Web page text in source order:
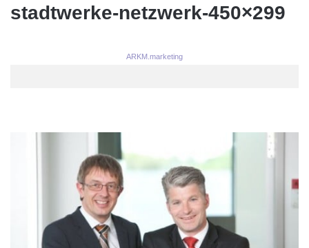
stadtwerke-netzwerk-450×299
ARKM.marketing